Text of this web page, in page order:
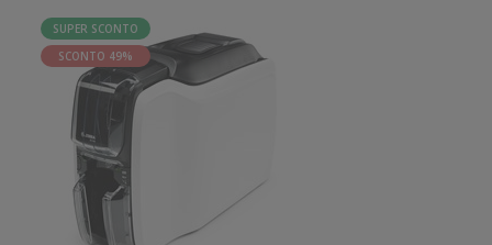
SUPER SCONTO
SCONTO 49%